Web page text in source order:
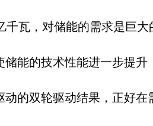
千瓦，对储能的需求是巨
储能的技术性能进一步提
动的双轮驱动结果，正好